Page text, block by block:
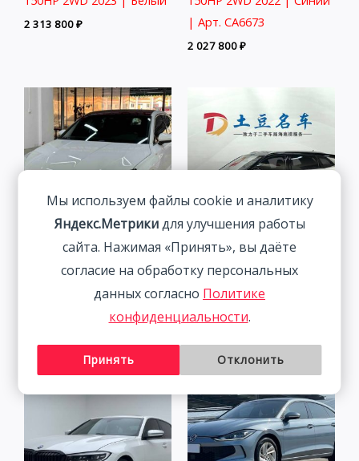
2 313 800₽
| Арт. CA6673
2 027 800₽
Audi A3 1.4T 150HP 2WD
2022 | Белый | Арт.
Skoda Kamiq 1.5L 112HP
2WD 2022
1 877 800₽
Мы используем файлы cookie и аналитику
Яндекс.Метрикидля улучшения работы
сайта. Нажимая «Принять», вы даёте
согласие на обработку персональных
данных согласно Политике
конфиденциальности.
Принять Отклонить